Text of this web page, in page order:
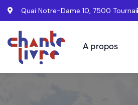
Quai Notre-Dame 10, 7500 Tournai
A propos